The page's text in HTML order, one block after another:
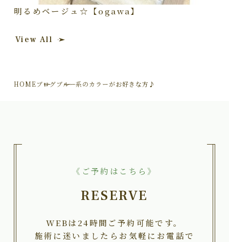
明るめベージュ☆【ogawa】
View All
HOMEブログブルー系のカラーがお好きな方♪
《ご予約はこちら》
RESERVE
WEBは24時間ご予約可能です。
施術に迷いましたらお気軽にお電話で